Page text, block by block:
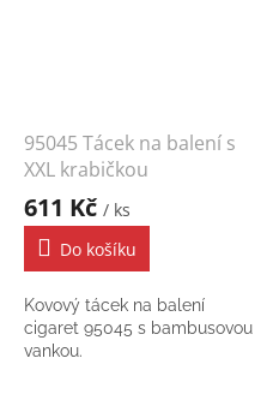
95045 Tácek na balení s
XXL krabičkou
611 Kč / ks
Do košíku
Kovový tácek na balení
cigaret 95045 s bambusovou
vankou.